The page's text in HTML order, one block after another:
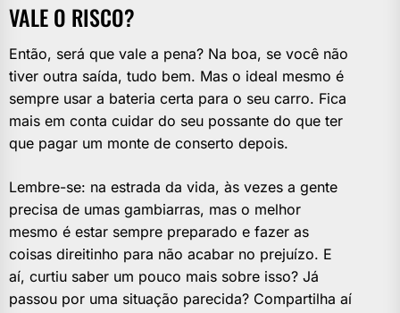
VALE O RISCO?
Então, será que vale a pena? Na boa, se você não
tiver outra saída, tudo bem. Mas o ideal mesmo é
sempre usar a bateria certa para o seu carro. Fica
mais em conta cuidar do seu possante do que ter
que pagar um monte de conserto depois.
Lembre-se: na estrada da vida, às vezes a gente
precisa de umas gambiarras, mas o melhor
mesmo é estar sempre preparado e fazer as
coisas direitinho para não acabar no prejuízo. E
aí, curtiu saber um pouco mais sobre isso? Já
passou por uma situação parecida? Compartilha aí